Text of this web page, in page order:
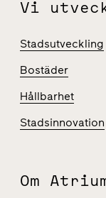
Vi
Stadsutveckling
Bostäder
Hållbarhet
Stadsinnovation
Om